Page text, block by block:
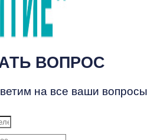
ВОПРОС
на все ваши вопросы